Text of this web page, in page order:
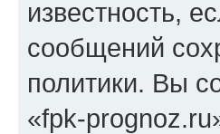
известность,
сообщений
политики. Вы
«fpk-